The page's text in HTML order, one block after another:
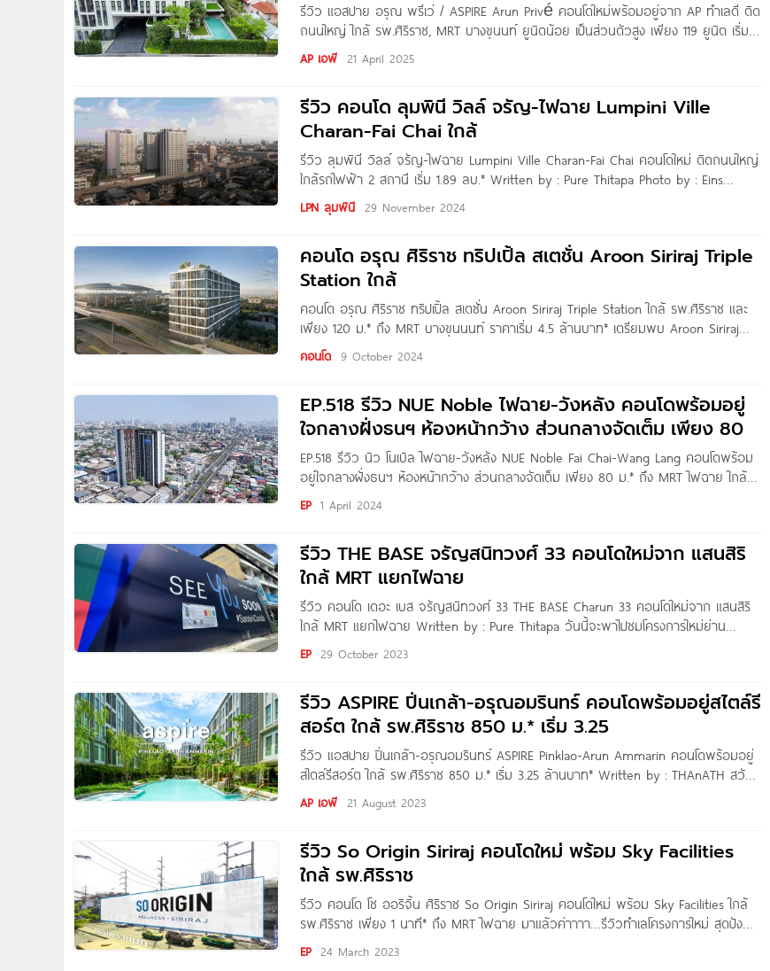
รีวิว แอสปาย อรุณ พรีเว่ / ASPIRE Arun Privé คอนโดใหม่พร้อมอยู่จาก AP ทำเลดี ติด
ถนนใหญ่ ใกล้ รพ.ศิริราช, MRT บางขุนนท์ ยูนิตน้อย เป็นส่วนตัวสูง เพียง 119 ยูนิต เริ่ม
3.79 ล้าน* Written by : Pure Thitapa สวัสดีค่ะ
AP เอพี 21 April 2025
รีวิว คอนโด ลุมพินี วิลล์ จรัญ-ไฟฉาย Lumpini Ville
Charan-Fai Chai ใกล้
รีวิว ลุมพินี วิลล์ จรัญ-ไฟฉาย Lumpini Ville Charan-Fai Chai คอนโดใหม่ ติดถนนใหญ่
ใกล้รถไฟฟ้า 2 สถานี เริ่ม 1.89 ลบ.* Written by : Pure Thitapa Photo by : Eins
Gannika สวัสดีค่ะ เพื่อน ๆ ชาว
LPN ลุมพินี 29 November 2024
คอนโด อรุณ ศิริราช ทริปเปิ้ล สเตชั่น Aroon Siriraj Triple
Station ใกล้
คอนโด อรุณ ศิริราช ทริปเปิ้ล สเตชั่น Aroon Siriraj Triple Station ใกล้ รพ.ศิริราช และ
เพียง 120 ม.* ถึง MRT บางขุนนนท์ ราคาเริ่ม 4.5 ล้านบาท* เตรียมพบ Aroon Siriraj
Triple Station คอนโดโครงการใหม่ จาก The Amarin โครงการตั้งอยู่ซอยจรัญสนิทวงศ์
คอนโด 9 October 2024
EP.518 รีวิว NUE Noble ไฟฉาย-วังหลัง คอนโดพร้อมอยู่
ใจกลางฝั่งธนฯ ห้องหน้ากว้าง ส่วนกลางจัดเต็ม เพียง 80
EP.518 รีวิว นิว โนเบิล ไฟฉาย-วังหลัง NUE Noble Fai Chai-Wang Lang คอนโดพร้อม
อยู่ใจกลางฝั่งธนฯ ห้องหน้ากว้าง ส่วนกลางจัดเต็ม เพียง 80 ม.* ถึง MRT ไฟฉาย ใกล้
รพ.ศิริราช และตลาดวังหลัง เริ่ม 2.69 ล้านบาท* Written by : Nan Kanyaratthp
EP 1 April 2024
รีวิว THE BASE จรัญสนิทวงศ์ 33 คอนโดใหม่จาก แสนสิริ
ใกล้ MRT แยกไฟฉาย
รีวิว คอนโด เดอะ เบส จรัญสนิทวงศ์ 33 THE BASE Charun 33 คอนโดใหม่จาก แสนสิริ
ใกล้ MRT แยกไฟฉาย Written by : Pure Thitapa วันนี้จะพาไปชมโครงการใหม่ย่าน
จรัญสนิทวงศ์ กับโครงการ THE BASE จรัญฯ 33 คอนโดใหม่จาก แสนสิริ ที่ตั้งโครงการอยู่
ติดถนนจรัญสนิทวงศ์ ฝั่งมุ่งหน้าไปปิ่นเกล้า
EP 29 October 2023
รีวิว ASPIRE ปิ่นเกล้า-อรุณอมรินทร์ คอนโดพร้อมอยู่สไตล์รี
สอร์ต ใกล้ รพ.ศิริราช 850 ม.* เริ่ม 3.25
รีวิว แอสปาย ปิ่นเกล้า-อรุณอมรินทร์ ASPIRE Pinklao-Arun Ammarin คอนโดพร้อมอยู่
สไตล์รีสอร์ต ใกล้ รพ.ศิริราช 850 ม.* เริ่ม 3.25 ล้านบาท* Written by : THAnATH สวัสดี
ผู้อ่านชาว Condonayoo ทุกคนครับ วันนี้ผมพามาชมโครงการ ASPIRE ปิ่นเกล้า-อรุณ
อมรินทร์ จาก AP Thailand ตั้งอยู่ติดถนนอรุณอมรินทร์ ห่างจากแยกอรุณอมรินทร์ 500
AP เอพี 21 August 2023
รีวิว So Origin Siriraj คอนโดใหม่ พร้อม Sky Facilities
ใกล้ รพ.ศิริราช
รีวิว คอนโด โซ ออริจิ้น ศิริราช So Origin Siriraj คอนโดใหม่ พร้อม Sky Facilities ใกล้
รพ.ศิริราช เพียง 1 นาที* ถึง MRT ไฟฉาย มาแล้วค่าาาา…รีวิวทำเลโครงการใหม่ สุดปัง
จาก Origin Property กับโครงการ ‘So Origin Siriraj‘ Wellness
EP 24 March 2023